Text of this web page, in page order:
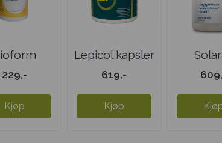
229,-
Kjøp
Lepicol kapsler
619,-
Kjøp
Spektro